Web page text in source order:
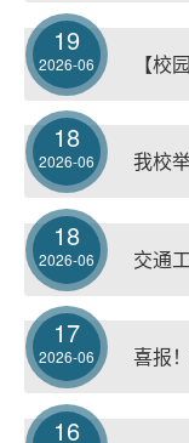
19
2026-06 【校
18
2026-06
18
2026-06 交通
17
2026-06
16